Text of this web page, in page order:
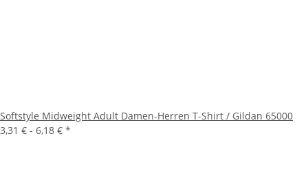
Softstyle Midweight Adult Damen-Herren T-Shirt / Gildan 65000
3,31 € - 6,18 € *